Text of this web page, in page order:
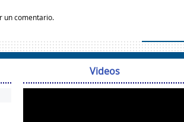
un comentario.
Videos